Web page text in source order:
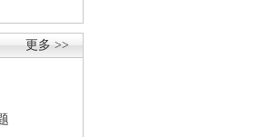
更多 >>